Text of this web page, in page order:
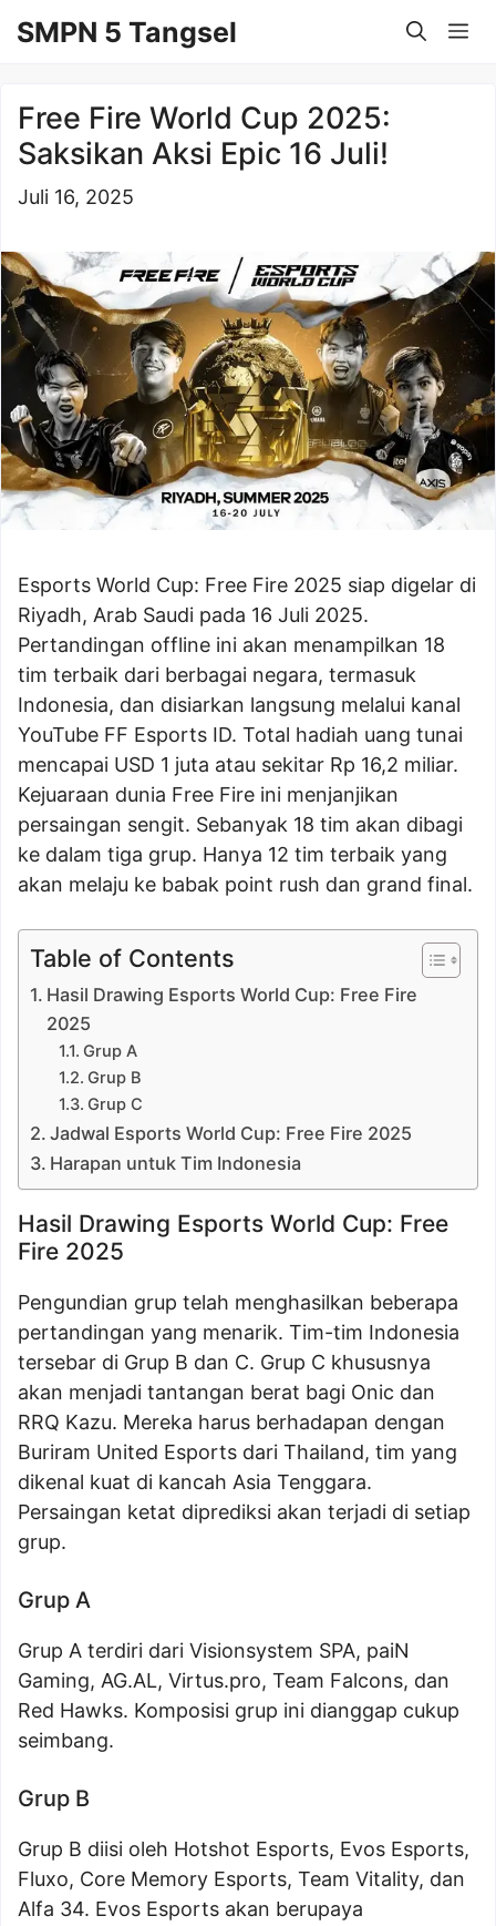
keSMPN 5 Tangsel
Free Fire World Cup 2025:
Saksikan Aksi Epic 16 Juli!
Juli 16, 2025
Esports World Cup: Free Fire 2025 siap digelar di
Riyadh, Arab Saudi pada 16 Juli 2025.
Pertandingan offline ini akan menampilkan 18
tim terbaik dari berbagai negara, termasuk
Indonesia, dan disiarkan langsung melalui kanal
YouTube FF Esports ID. Total hadiah uang tunai
mencapai USD 1 juta atau sekitar Rp 16,2 miliar.
Kejuaraan dunia Free Fire ini menjanjikan
persaingan sengit. Sebanyak 18 tim akan dibagi
ke dalam tiga grup. Hanya 12 tim terbaik yang
akan melaju ke babak point rush dan grand final.
Table of Contents
Hasil Drawing Esports World Cup: Free Fire
2025
Grup A
Grup B
Grup C
Jadwal Esports World Cup: Free Fire 2025
Harapan untuk Tim Indonesia
Hasil Drawing Esports World Cup: Free
Fire 2025
Pengundian grup telah menghasilkan beberapa
pertandingan yang menarik. Tim-tim Indonesia
tersebar di Grup B dan C. Grup C khususnya
akan menjadi tantangan berat bagi Onic dan
RRQ Kazu. Mereka harus berhadapan dengan
Buriram United Esports dari Thailand, tim yang
dikenal kuat di kancah Asia Tenggara.
Persaingan ketat diprediksi akan terjadi di setiap
grup.
Grup A
Grup A terdiri dari Visionsystem SPA, paiN
Gaming, AG.AL, Virtus.pro, Team Falcons, dan
Red Hawks. Komposisi grup ini dianggap cukup
seimbang.
Grup B
Grup B diisi oleh Hotshot Esports, Evos Esports,
Fluxo, Core Memory Esports, Team Vitality, dan
Alfa 34. Evos Esports akan berupaya